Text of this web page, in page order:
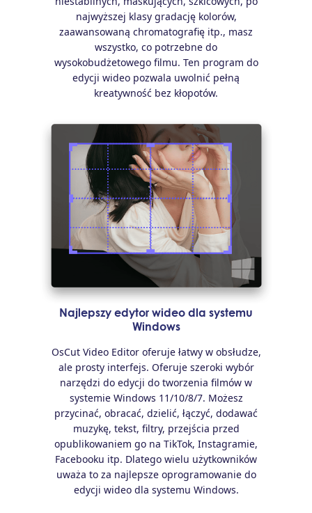
najwyższej klasy gradację kolorów,
zaawansowaną chromatografię itp., masz
wszystko, co potrzebne do
wysokobudżetowego filmu. Ten program do
edycji wideo pozwala uwolnić pełną
kreatywność bez kłopotów.
Najlepszy edytor wideo dla systemu
Windows
OsCut Video Editor oferuje łatwy w obsłudze,
ale prosty interfejs. Oferuje szeroki wybór
narzędzi do edycji do tworzenia filmów w
systemie Windows 11/10/8/7. Możesz
przycinać, obracać, dzielić, łączyć, dodawać
muzykę, tekst, filtry, przejścia przed
opublikowaniem go na TikTok, Instagramie,
Facebooku itp. Dlatego wielu użytkowników
uważa to za najlepsze oprogramowanie do
edycji wideo dla systemu Windows.